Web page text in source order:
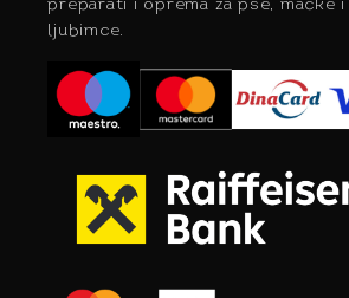
preparati i oprema za pse, mačke
ljubimce.